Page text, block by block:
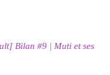
Bilan #9 | Muti et ses